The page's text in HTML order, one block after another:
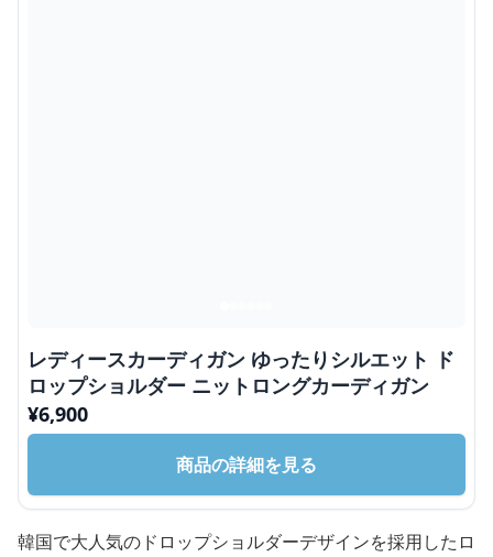
レディースカーディガン ゆったりシルエット ド
ロップショルダー ニットロングカーディガン
¥6,900
商品の詳細を見る
韓国で大人気のドロップショルダーデザインを採用したロ